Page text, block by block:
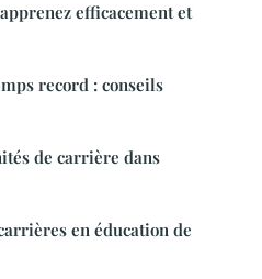
efficacement et
record : conseils
de carrière dans
en éducation de